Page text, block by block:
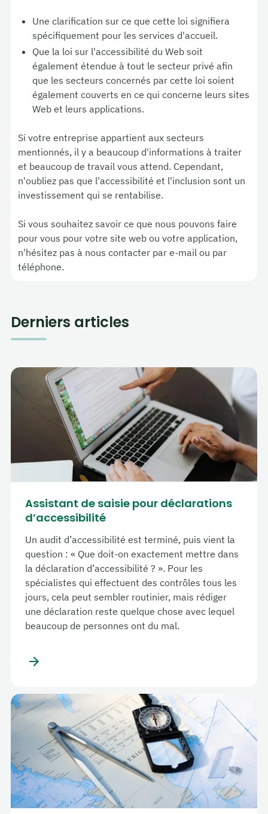
Une clarification sur ce que cette loi signifiera
spécifiquement pour les services d'accueil.
Que la loi sur l'accessibilité du Web soit
également étendue à tout le secteur privé afin
que les secteurs concernés par cette loi soient
également couverts en ce qui concerne leurs sites
Web et leurs applications.
Si votre entreprise appartient aux secteurs
mentionnés, il y a beaucoup d'informations à traiter
et beaucoup de travail vous attend. Cependant,
n'oubliez pas que l'accessibilité et l'inclusion sont un
investissement qui se rentabilise.
Si vous souhaitez savoir ce que nous pouvons faire
pour vous pour votre site web ou votre application,
n'hésitez pas à nous contacter par e-mail ou par
téléphone.
Derniers articles
Assistant de saisie pour déclarations
d’accessibilité
Un audit d’accessibilité est terminé, puis vient la
question : « Que doit-on exactement mettre dans
la déclaration d’accessibilité ? ». Pour les
spécialistes qui effectuent des contrôles tous les
jours, cela peut sembler routinier, mais rédiger
une déclaration reste quelque chose avec lequel
beaucoup de personnes ont du mal.